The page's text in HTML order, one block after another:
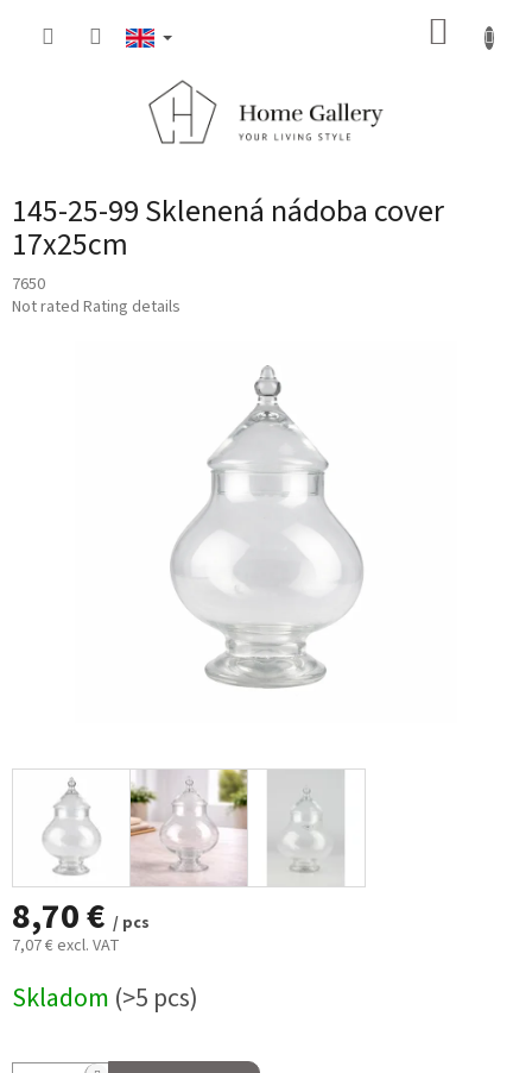
145-25-99 Sklenená nádoba cover
17x25cm
7650
The
Not rated Rating details
8,70 € / pcs
7,07 € excl. VAT
price:
Skladom (>5 pcs)